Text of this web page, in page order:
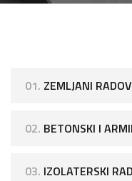
01. ZEMLJANI
02. BETONSKI I
03. IZOLATERSKI